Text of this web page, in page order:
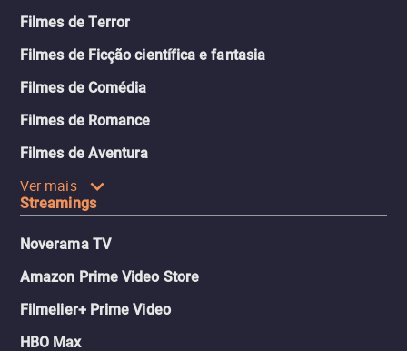
Filmes de Terror
Filmes de Ficção científica e fantasia
Filmes de Comédia
Filmes de Romance
Filmes de Aventura
Ver mais
Streamings
Noverama TV
Amazon Prime Video Store
Filmelier+ Prime Video
HBO Max